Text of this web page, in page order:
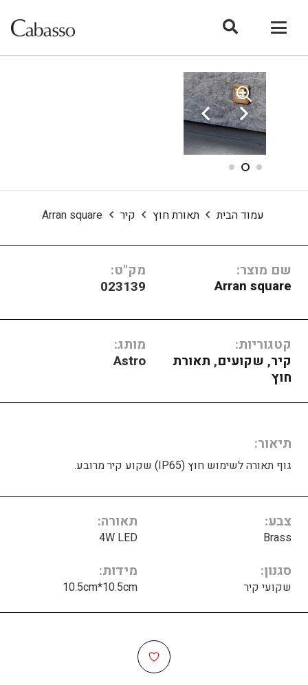
עמוד הבית תאורת חוץ קיר Arran square
שם מוצר:
Arran square
מק"ט:
023139
קטגוריות:
קיר, שקועים, תאורת
חוץ
מותג:
Astro
תיאור
גוף תאורה לשימוש חוץ (IP65) שקוע קיר מרובע.
צבע
Brass
תאורה
4W LED
סגנון
שקועי קיר
מידות
10.5cm*10.5cm